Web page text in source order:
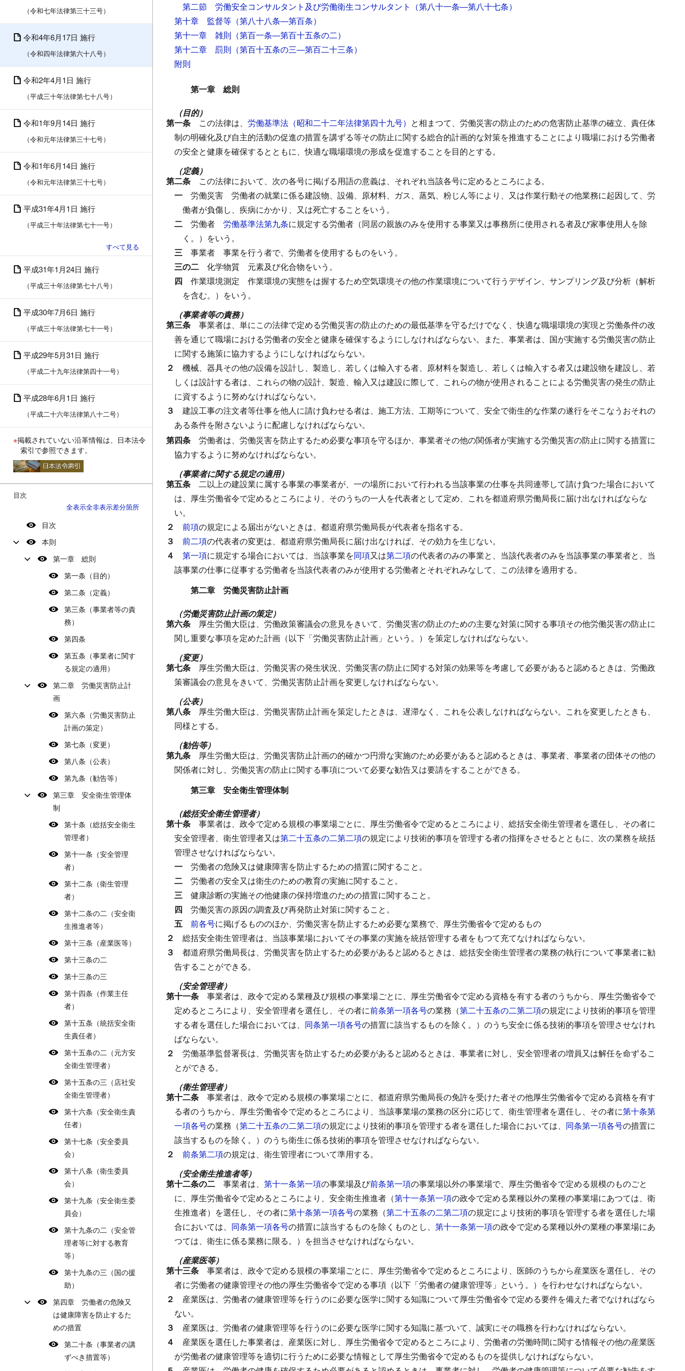
（令和七年法律第三十三号）
令和4年6月17日 施行
（令和四年法律第六十八号）
令和2年4月1日 施行
（平成三十年法律第七十八号）
令和1年9月14日 施行
（令和元年法律第三十七号）
令和1年6月14日 施行
（令和元年法律第三十七号）
平成31年4月1日 施行
（平成三十年法律第七十一号）
平成31年1月24日 施行
（平成三十年法律第七十八号）
平成30年7月6日 施行
（平成三十年法律第七十一号）
平成29年5月31日 施行
（平成二十九年法律第四十一号）
平成28年6月1日 施行
（平成二十六年法律第八十二号）
※掲載されていない沿革情報は、日本法令
索引で参照できます。
目次
全表示全非表示差分箇所
目次
本則
第一章 総則
第一条（目的）
第二条（定義）
第三条（事業者等の責
務）
第四条
第五条（事業者に関す
る規定の適用）
第二章 労働災害防止計
画
第六条（労働災害防止
計画の策定）
第七条（変更）
第八条（公表）
第九条（勧告等）
第三章 安全衛生管理体
制
第十条（総括安全衛生
管理者）
第十一条（安全管理
者）
第十二条（衛生管理
者）
第十二条の二（安全衛
生推進者等）
第十三条（産業医等）
第十三条の二
第十三条の三
第十四条（作業主任
者）
第十五条（統括安全衛
生責任者）
第十五条の二（元方安
全衛生管理者）
第十五条の三（店社安
全衛生管理者）
第十六条（安全衛生責
任者）
第十七条（安全委員
会）
第十八条（衛生委員
会）
第十九条（安全衛生委
員会）
第十九条の二（安全管
理者等に対する教育
等）
第十九条の三（国の援
助）
第四章 労働者の危険又
は健康障害を防止するた
めの措置
第二十条（事業者の講
ずべき措置等）
第二節 労働安全コンサルタント及び労働衛生コンサルタント
（第八十一条―第八十七条）
第十章 監督等 （第八十八条―第百条）
第十一章 雑則 （第百一条―第百十五条の二）
第十二章 罰則 （第百十五条の三―第百二十三条）
附則
第一章 総則
（目的）
第一条 この法律は、 労働基準法（昭和二十二年法律第四十九号） と相まつて、労働災害の防止のための危害防止基準の確立、責任体
制の明確化及び自主的活動の促進の措置を講ずる等その防止に関する総合的計画的な対策を推進することにより職場における労働者
の安全と健康を確保するとともに、快適な職場環境の形成を促進することを目的とする。
（定義）
第二条 この法律において、次の各号に掲げる用語の意義は、それぞれ当該各号に定めるところによる。
一 労働災害
労働者の就業に係る建設物、設備、原材料、ガス、蒸気、粉じん等により、又は作業行動その他業務に起因して、労
働者が負傷し、疾病にかかり、又は死亡することをいう。
二 労働者 労働基準法第九条に規定する労働者（同居の親族のみを使用する事業又は事務所に使用される者及び家事使用人を除
く。）をいう。
三 事業者
事業を行う者で、労働者を使用するものをいう。
三の二 化学物質
元素及び化合物をいう。
四 作業環境測定
作業環境の実態をは握するため空気環境その他の作業環境について行うデザイン、サンプリング及び分析（解析
を含む。）をいう。
（事業者等の責務）
第三条 事業者は、単にこの法律で定める労働災害の防止のための最低基準を守るだけでなく、快適な職場環境の実現と労働条件の改
善を通じて職場における労働者の安全と健康を確保するようにしなければならない。
また、事業者は、国が実施する労働災害の防止
に関する施策に協力するようにしなければならない。
２ 機械、器具その他の設備を設計し、製造し、若しくは輸入する者、原材料を製造し、若しくは輸入する者又は建設物を建設し、若
しくは設計する者は、これらの物の設計、製造、輸入又は建設に際して、これらの物が使用されることによる労働災害の発生の防止
に資するように努めなければならない。
３ 建設工事の注文者等仕事を他人に請け負わせる者は、施工方法、工期等について、安全で衛生的な作業の遂行をそこなうおそれの
ある条件を附さないように配慮しなければならない。
第四条 労働者は、労働災害を防止するため必要な事項を守るほか、事業者その他の関係者が実施する労働災害の防止に関する措置に
協力するように努めなければならない。
（事業者に関する規定の適用）
第五条 二以上の建設業に属する事業の事業者が、一の場所において行われる当該事業の仕事を共同連帯して請け負つた場合において
は、厚生労働省令で定めるところにより、そのうちの一人を代表者として定め、これを都道府県労働局長に届け出なければならな
い。
２ 前項の規定による届出がないときは、都道府県労働局長が代表者を指名する。
３ 前二項の代表者の変更は、都道府県労働局長に届け出なければ、その効力を生じない。
４ 第一項に規定する場合においては、当該事業を同項又は第二項の代表者のみの事業と、当該代表者のみを当該事業の事業者と、当
該事業の仕事に従事する労働者を当該代表者のみが使用する労働者とそれぞれみなして、この法律を適用する。
第二章 労働災害防止計画
（労働災害防止計画の策定）
第六条 厚生労働大臣は、労働政策審議会の意見をきいて、労働災害の防止のための主要な対策に関する事項その他労働災害の防止に
関し重要な事項を定めた計画（以下「労働災害防止計画」という。）を策定しなければならない。
（変更）
第七条 厚生労働大臣は、労働災害の発生状況、労働災害の防止に関する対策の効果等を考慮して必要があると認めるときは、労働政
策審議会の意見をきいて、労働災害防止計画を変更しなければならない。
（公表）
第八条 厚生労働大臣は、労働災害防止計画を策定したときは、遅滞なく、これを公表しなければならない。 これを変更したときも、
同様とする。
（勧告等）
第九条 厚生労働大臣は、労働災害防止計画の的確かつ円滑な実施のため必要があると認めるときは、事業者、事業者の団体その他の
関係者に対し、労働災害の防止に関する事項について必要な勧告又は要請をすることができる。
第三章 安全衛生管理体制
（総括安全衛生管理者）
第十条 事業者は、政令で定める規模の事業場ごとに、厚生労働省令で定めるところにより、総括安全衛生管理者を選任し、その者に
安全管理者、衛生管理者又は第二十五条の二第二項の規定により技術的事項を管理する者の指揮をさせるとともに、次の業務を統括
管理させなければならない。
一 労働者の危険又は健康障害を防止するための措置に関すること。
二 労働者の安全又は衛生のための教育の実施に関すること。
三 健康診断の実施その他健康の保持増進のための措置に関すること。
四 労働災害の原因の調査及び再発防止対策に関すること。
五 前各号に掲げるもののほか、労働災害を防止するため必要な業務で、厚生労働省令で定めるもの
２ 総括安全衛生管理者は、当該事業場においてその事業の実施を統括管理する者をもつて充てなければならない。
３ 都道府県労働局長は、労働災害を防止するため必要があると認めるときは、総括安全衛生管理者の業務の執行について事業者に勧
告することができる。
（安全管理者）
第十一条 事業者は、政令で定める業種及び規模の事業場ごとに、厚生労働省令で定める資格を有する者のうちから、厚生労働省令で
定めるところにより、安全管理者を選任し、その者に前条第一項各号の業務（第二十五条の二第二項の規定により技術的事項を管理
する者を選任した場合においては、 同条第一項各号の措置に該当するものを除く。）のうち安全に係る技術的事項を管理させなけれ
ばならない。
２ 労働基準監督署長は、労働災害を防止するため必要があると認めるときは、事業者に対し、安全管理者の増員又は解任を命ずるこ
とができる。
（衛生管理者）
第十二条 事業者は、政令で定める規模の事業場ごとに、都道府県労働局長の免許を受けた者その他厚生労働省令で定める資格を有す
る者のうちから、厚生労働省令で定めるところにより、当該事業場の業務の区分に応じて、衛生管理者を選任し、その者に第十条第
一項各号の業務（第二十五条の二第二項の規定により技術的事項を管理する者を選任した場合においては、 同条第一項各号の措置に
該当するものを除く。）のうち衛生に係る技術的事項を管理させなければならない。
２ 前条第二項の規定は、衛生管理者について準用する。
（安全衛生推進者等）
第十二条の二 事業者は、 第十一条第一項の事業場及び前条第一項の事業場以外の事業場で、厚生労働省令で定める規模のものごと
に、厚生労働省令で定めるところにより、安全衛生推進者（第十一条第一項の政令で定める業種以外の業種の事業場にあつては、衛
生推進者）を選任し、その者に第十条第一項各号の業務（第二十五条の二第二項の規定により技術的事項を管理する者を選任した場
合においては、 同条第一項各号の措置に該当するものを除くものとし、 第十一条第一項の政令で定める業種以外の業種の事業場にあ
つては、衛生に係る業務に限る。）を担当させなければならない。
（産業医等）
第十三条 事業者は、政令で定める規模の事業場ごとに、厚生労働省令で定めるところにより、医師のうちから産業医を選任し、その
者に労働者の健康管理その他の厚生労働省令で定める事項（以下「労働者の健康管理等」という。）を行わせなければならない。
２ 産業医は、労働者の健康管理等を行うのに必要な医学に関する知識について厚生労働省令で定める要件を備えた者でなければなら
ない。
３ 産業医は、労働者の健康管理等を行うのに必要な医学に関する知識に基づいて、誠実にその職務を行わなければならない。
４ 産業医を選任した事業者は、産業医に対し、厚生労働省令で定めるところにより、労働者の労働時間に関する情報その他の産業医
が労働者の健康管理等を適切に行うために必要な情報として厚生労働省令で定めるものを提供しなければならない。